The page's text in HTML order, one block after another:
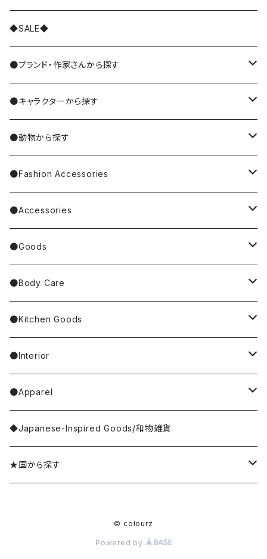
◆SALE◆
●ブランド・作家さんから探す
MIYUKI MATSUO/松尾ミユキ
Nathalie Lete
Miyagi Chika/みやぎちか
BAREFOOT
Richard Scarry/リチャード・スキャリー
Palnart Poc
4F Palnart Poc（cat）
Hannah Turner
Casselini/HEY! Mrs ROSE
Goma
yao
Olya
●キャラクターから探す
Krtek／もぐらのクルテク
PUPPET SUNSUN／パペットスンスン
Garfield
BETTY BOOP
PINGU
ノンタン
SNOOPY／スヌーピー
●動物から探す
cat／猫
dog／犬
rabbit／うさぎ
●Fashion Accessories
Bag
Tote Bag
Other Bag
Pouch
Handkerchief／Towel／TENUGUI
Socks
Stole／Muffler
Glove／Arm cover
Umbrella
Wallet
●Accessories
earrings／ピアス
clip on earrings／イヤリング
ear cuff／イヤーカフ
necklace／ネックレス
ring／リング
bracelet／ブレスレット
brooch／ブローチ
●Goods
Mirror
ornaments／accessory case
toys／stuffed toy
stationery
key ring
perfume bottle
●Body Care
hand soap
hand cream
bar soap
●Kitchen Goods
tableware
placemat
dishcloth
coaster
●Interior
room shoes
rug／tapestry
lumpshade
●Apparel
tops
outer
◆Japanese-Inspired Goods/和物雑貨
★国から探す
© colourz
Powered by